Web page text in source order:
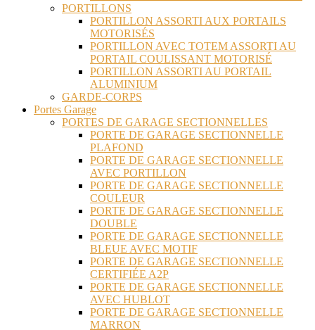
PORTILLONS
PORTILLON ASSORTI AUX PORTAILS
MOTORISÉS
PORTILLON AVEC TOTEM ASSORTI AU
PORTAIL COULISSANT MOTORISÉ
PORTILLON ASSORTI AU PORTAIL
ALUMINIUM
GARDE-CORPS
Portes Garage
PORTES DE GARAGE SECTIONNELLES
PORTE DE GARAGE SECTIONNELLE
PLAFOND
PORTE DE GARAGE SECTIONNELLE
AVEC PORTILLON
PORTE DE GARAGE SECTIONNELLE
COULEUR
PORTE DE GARAGE SECTIONNELLE
DOUBLE
PORTE DE GARAGE SECTIONNELLE
BLEUE AVEC MOTIF
PORTE DE GARAGE SECTIONNELLE
CERTIFIÉE A2P
PORTE DE GARAGE SECTIONNELLE
AVEC HUBLOT
PORTE DE GARAGE SECTIONNELLE
MARRON